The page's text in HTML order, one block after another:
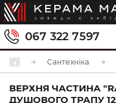
067 322 7597
Сантехніка
ВЕРХНЯ ЧАСТИНА
ДУШОВОГО ТРАПУ